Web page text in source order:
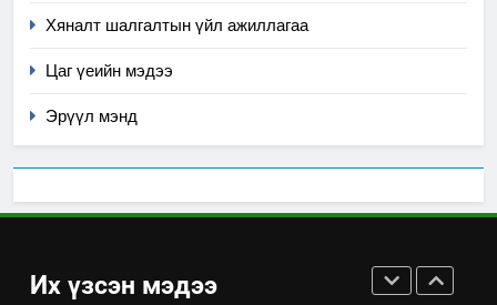
Хяналт шалгалтын үйл ажиллагаа
Цаг үеийн мэдээ
Эрүүл мэнд
Их үзсэн мэдээ
ашиглаж байгаа техник,
НЭЭЛТТЭЙ ЗАСГИЙН ТҮНШЛЭЛ
2
ШИЙДНЭ” ӨДРИЙГ ЗОХИОН
БАЙГУУЛНА
ЗАР ТАЗ-ЫН САЛБАР ЗӨВЛӨЛ